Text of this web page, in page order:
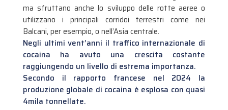
ma sfruttano anche lo sviluppo delle rotte aeree o
utilizzano i principali corridoi terrestri come nei
Balcani, per esempio, o nell’Asia centrale.
Negli ultimi vent’anni il traffico internazionale di
cocaina ha avuto una crescita costante
raggiungendo un livello di estrema importanza.
Secondo il rapporto francese nel 2024 la
produzione globale di cocaina è esplosa con quasi
4mila tonnellate.